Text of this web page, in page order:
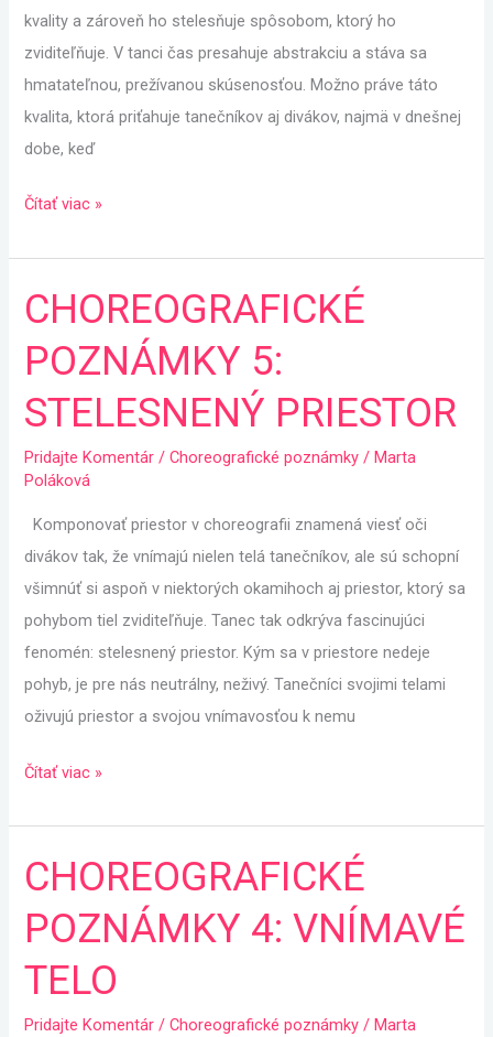
kvality a zároveň ho stelesňuje spôsobom, ktorý ho
zviditeľňuje. V tanci čas presahuje abstrakciu a stáva sa
hmatateľnou, prežívanou skúsenosťou. Možno práve táto
kvalita, ktorá priťahuje tanečníkov aj divákov, najmä v dnešnej
dobe, keď
Čítať viac »
CHOREOGRAFICKÉ
POZNÁMKY 5:
STELESNENÝ PRIESTOR
Pridajte Komentár /Choreografické poznámky /Marta
Poláková
Komponovať priestor v choreografii znamená viesť oči
divákov tak, že vnímajú nielen telá tanečníkov, ale sú schopní
všimnúť si aspoň v niektorých okamihoch aj priestor, ktorý sa
pohybom tiel zviditeľňuje. Tanec tak odkrýva fascinujúci
fenomén: stelesnený priestor. Kým sa v priestore nedeje
pohyb, je pre nás neutrálny, neživý. Tanečníci svojimi telami
oživujú priestor a svojou vnímavosťou k nemu
CHOREOGRAFICKÉ
POZNÁMKY
5:
STELESNENÝ
PRIESTOR
Čítať viac »
CHOREOGRAFICKÉ
POZNÁMKY 4: VNÍMAVÉ
TELO
Pridajte Komentár /Choreografické poznámky /Marta
CHOREOGRAFICKÉ
POZNÁMKY
4:
VNÍMAVÉ
TELO